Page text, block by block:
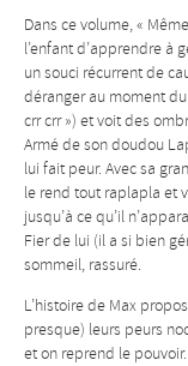
Dans ce volume, «
l’enfant d’apprendre à
un souci récurrent de
déranger au moment
crr crr ») et voit des
Armé de son doudou
lui fait peur. Avec sa
le rend tout raplapla et
jusqu’à ce qu’il
Fier de lui (il a si bien
sommeil, rassuré.
L’histoire de Max
presque) leurs peurs
et on reprend le